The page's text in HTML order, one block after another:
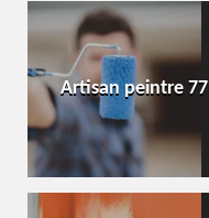
Artisan peintre 77